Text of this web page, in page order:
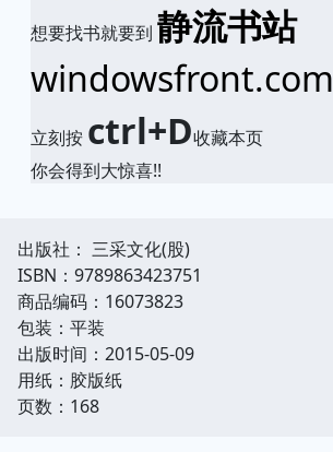
想要找书就要到 静流书站
windowsfront.com
立刻按 ctrl+D收藏本页
你会得到大惊喜!!
出版社： 三采文化(股)
ISBN：9789863423751
商品编码：16073823
包装：平装
出版时间：2015-05-09
用纸：胶版纸
页数：168